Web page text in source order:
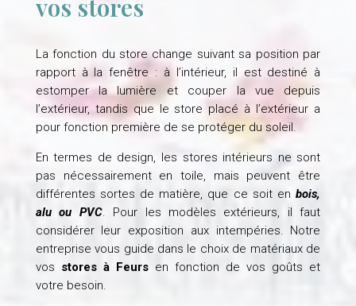
vos stores
La fonction du store change suivant sa position par
rapport à la fenêtre : à l’intérieur, il est destiné à
estomper la lumière et couper la vue depuis
l’extérieur, tandis que le store placé à l’extérieur a
pour fonction première de se protéger du soleil.
En termes de design, les stores intérieurs ne sont
pas nécessairement en toile, mais peuvent être
différentes sortes de matière, que ce soit enbois,
alu ou PVC. Pour les modèles extérieurs, il faut
considérer leur exposition aux intempéries. Notre
entreprise vous guide dans le choix de matériaux de
vos stores à Feursen fonction de vos goûts et
votre besoin.